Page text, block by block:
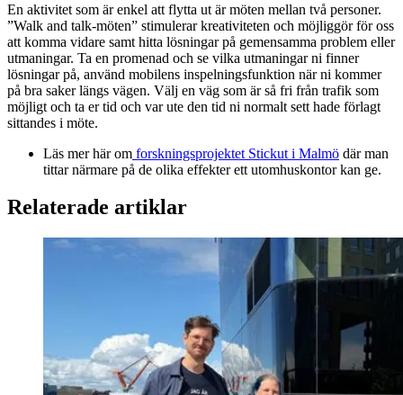
En aktivitet som är enkel att flytta ut är möten mellan två personer.
”Walk and talk-möten” stimulerar kreativiteten och möjliggör för oss
att komma vidare samt hitta lösningar på gemensamma problem eller
utmaningar. Ta en promenad och se vilka utmaningar ni finner
lösningar på, använd mobilens inspelningsfunktion när ni kommer
på bra saker längs vägen. Välj en väg som är så fri från trafik som
möjligt och ta er tid och var ute den tid ni normalt sett hade förlagt
sittandes i möte.
Läs mer här om forskningsprojektet Stickut i Malmö där man
tittar närmare på de olika effekter ett utomhuskontor kan ge.
Relaterade artiklar